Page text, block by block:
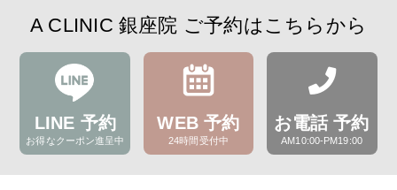
A CLINIC 銀座院 ご予約はこちらから
LINE 予約
お得なクーポン進呈中
WEB 予約
24時間受付中
お電話 予約
AM10:00-PM19:00